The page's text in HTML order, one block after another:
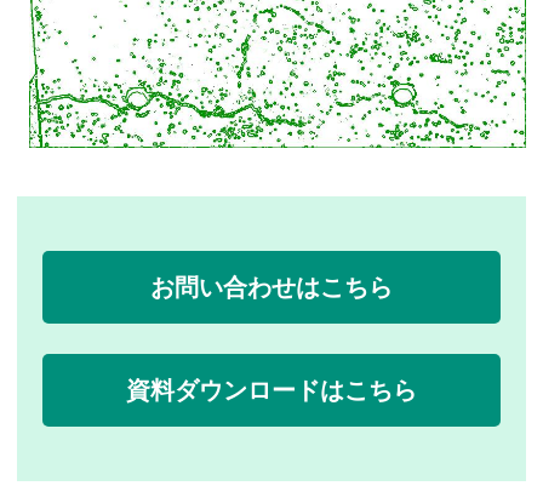
お問い合わせはこちら
資料ダウンロードはこちら